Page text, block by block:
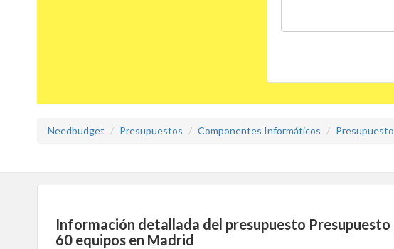
Needbudget Presupuestos Componentes Informáticos
Información detallada del presupuesto
60 equipos en Madrid